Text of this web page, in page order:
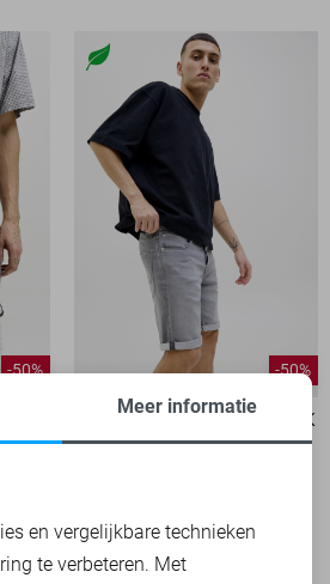
-50% -50%
JACK & JONES KORTE BROEK
FILTER
Meer informatie
en vergelijkbare technieken
te verbeteren. Met